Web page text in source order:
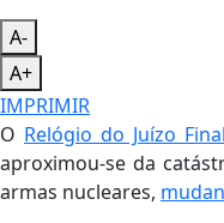
A-
A+
IMPRIMIR
O Relógio do Juízo Final
aproximou-se da
armas nucleares,